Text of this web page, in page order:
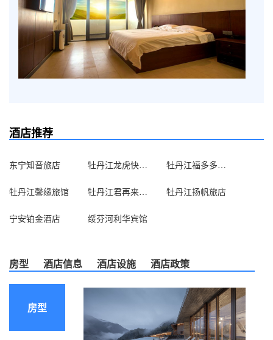
酒店推荐
东宁知音旅店 牡丹江龙虎快捷旅馆(东五店) 牡丹江福多多驿馆
牡丹江馨缘旅馆 牡丹江君再来旅店 牡丹江扬帆旅店
宁安铂金酒店 绥芬河利华宾馆
房型 酒店信息 酒店设施 酒店政策
房型